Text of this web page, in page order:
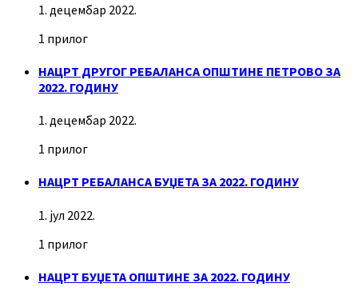
1. децембар 2022.
1 прилог
НАЦРТ ДРУГОГ РЕБАЛАНСА ОПШТИНЕ ПЕТРОВО ЗА
2022. ГОДИНУ
1. децембар 2022.
1 прилог
НАЦРТ РЕБАЛАНСА БУЏЕТА ЗА 2022. ГОДИНУ
1. јул 2022.
1 прилог
НАЦРТ БУЏЕТА ОПШТИНЕ ЗА 2022. ГОДИНУ